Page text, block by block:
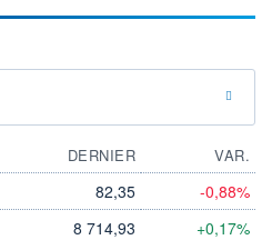
DERNIER
VAR.
82,35 -0,88%
8 714,93 +0,17%